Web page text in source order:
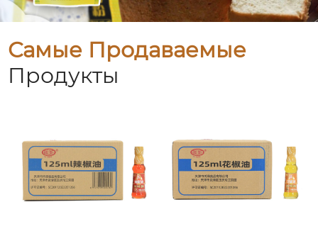
Самые Продаваемые
Продукты